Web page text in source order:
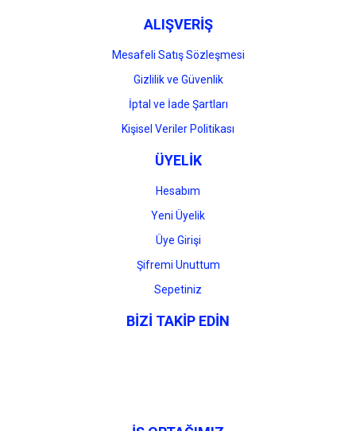
ALIŞVERİŞ
Mesafeli Satış Sözleşmesi
Gizlilik ve Güvenlik
İptal ve İade Şartları
Kişisel Veriler Politikası
ÜYELİK
Hesabım
Yeni Üyelik
Üye Girişi
Şifremi Unuttum
Sepetiniz
BİZİ TAKİP EDİN